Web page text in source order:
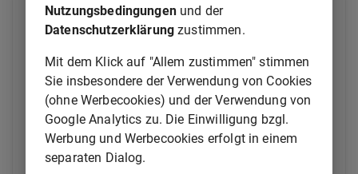
(1) Im förmlichen Verwaltungsverfahren ist den
Beteiligten Gelegenheit zu geben, sich vor der
Entscheidung zu äußern.
(2) Den Beteiligten ist Gelegenheit zu geben, der
Vernehmung von Zeugen und Sachverständigen und
der Einnahme des Augenscheins beizuwohnen und
hierbei sachdienliche Fragen zu stellen; ein schriftlich
oder elektronisch vorliegendes Gutachten soll ihnen
Nutzungsbedingungenund der
Datenschutzerklärung zustimmen.
Mit dem Klick auf "Allem zustimmen" stimmen
Sie insbesondere der Verwendung von Cookies
(ohne Werbecookies) und der Verwendung von
Google Analytics zu. Die Einwilligung bzgl.
Werbung und Werbecookies erfolgt in einem
separaten Dialog.